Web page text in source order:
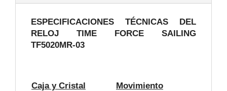
ESPECIFICACIONES TÉCNICAS DEL
RELOJ TIME FORCE SAILING
TF5020MR-03
Caja y Cristal
Movimiento